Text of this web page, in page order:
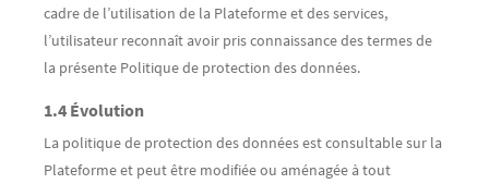
cadre de l’utilisation de la Plateforme et des services,
l’utilisateur reconnaît avoir pris connaissance des termes de
la présente Politique de protection des données.
1.4 Évolution
La politique de protection des données est consultable sur la
Plateforme et peut être modifiée ou aménagée à tout